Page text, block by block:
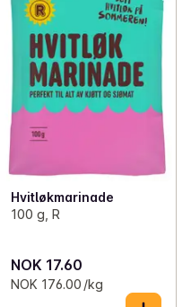
Hvitløkmarinade
100 g, R
NOK 17.60
NOK 176.00 /kg